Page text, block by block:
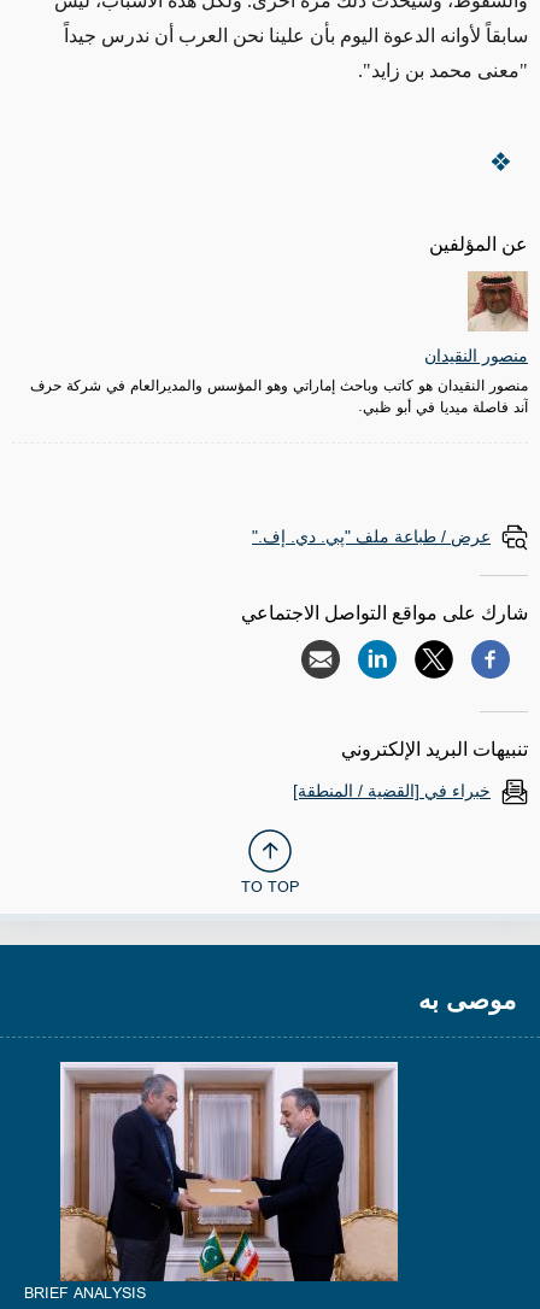
عن المؤلفين
منصور النقيدان
منصور النقيدان هو كاتب وباحث إماراتي وهو المؤسس والمديرالعام في شركة حرف
آند فاصلة ميديا في أبو ظبي.
سابقاً لأوانه الدعوة اليوم بأن علينا نحن العرب أن ندرس جيداً
"معنى محمد بن زايد".
عرض / طباعة ملف "پي. دي. إف."
شارك على مواقع التواصل الاجتماعي
تنبيهات البريد الإلكتروني
خبراء في [القضية / المنطقة]
TO TOP
موصى به
BRIEF ANALYSIS